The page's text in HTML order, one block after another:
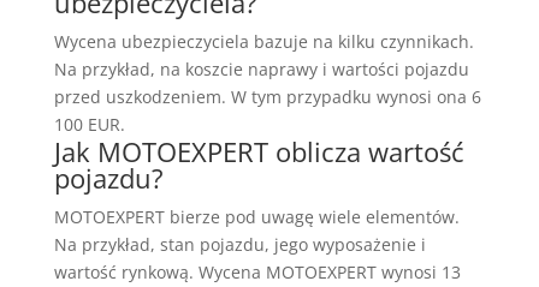
Wycena ubezpieczyciela bazuje na kilku czynnikach.
Na przykład, na koszcie naprawy i wartości pojazdu
przed uszkodzeniem. W tym przypadku wynosi ona 6
100 EUR.
Jak MOTOEXPERT oblicza wartość
pojazdu?
MOTOEXPERT bierze pod uwagę wiele elementów.
Na przykład, stan pojazdu, jego wyposażenie i
wartość rynkową. Wycena MOTOEXPERT wynosi 13